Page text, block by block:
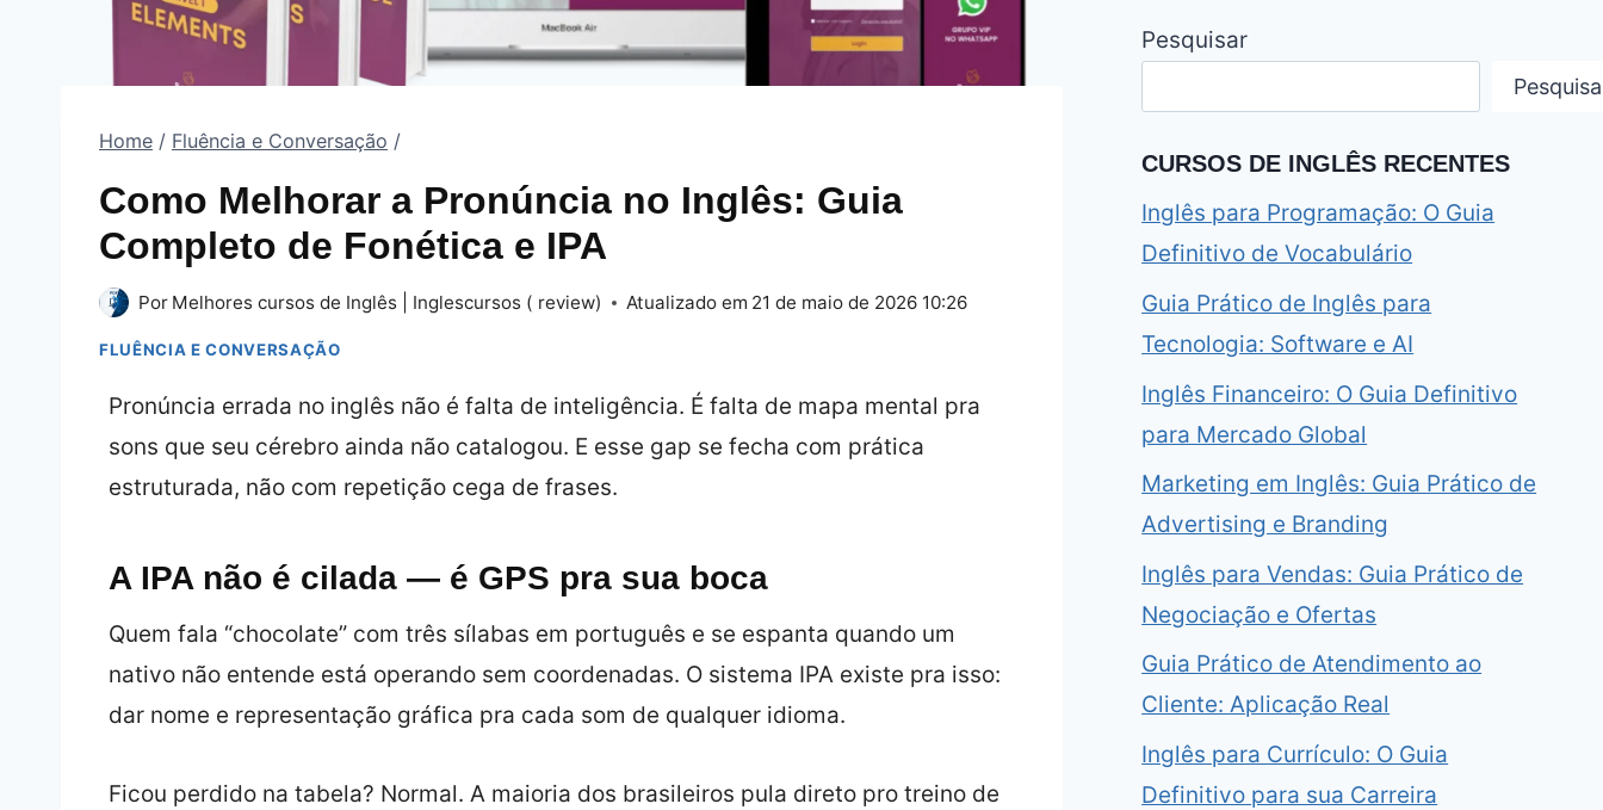
Home / Fluência e Conversação /
Como Melhorar a Pronúncia no Inglês: Guia
Completo de Fonética e IPA
Por Melhores cursos de Inglês | Inglescursos ( review) Atualizado em 21 de maio de 2026 10:26
FLUÊNCIA E CONVERSAÇÃO
Pronúncia errada no inglês não é falta de inteligência. É falta de mapa mental pra
sons que seu cérebro ainda não catalogou. E esse gap se fecha com prática
estruturada, não com repetição cega de frases.
A IPA não é cilada — é GPS pra sua boca
Quem fala “chocolate” com três sílabas em português e se espanta quando um
nativo não entende está operando sem coordenadas. O sistema IPA existe pra isso:
dar nome e representação gráfica pra cada som de qualquer idioma.
Ficou perdido na tabela? Normal. A maioria dos brasileiros pula direto pro treino de
Pesquisar
CURSOS DE INGLÊS RECENTES
Inglês para Programação: O Guia
Definitivo de Vocabulário
Guia Prático de Inglês para
Tecnologia: Software e AI
Inglês Financeiro: O Guia Definitivo
para Mercado Global
Marketing em Inglês: Guia Prático de
Advertising e Branding
Inglês para Vendas: Guia Prático de
Negociação e Ofertas
Guia Prático de Atendimento ao
Cliente: Aplicação Real
Inglês para Currículo: O Guia
Definitivo para sua Carreira